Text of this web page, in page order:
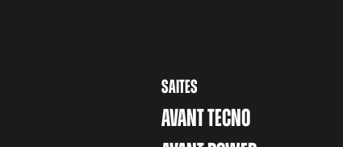
SAITES
AVANT TECNO